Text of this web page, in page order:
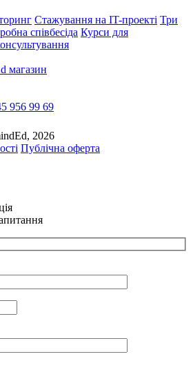
Стажування на IT-проекті Три
співбесіда Курси для
магазин
956 99 69
2026
Публічна оферта